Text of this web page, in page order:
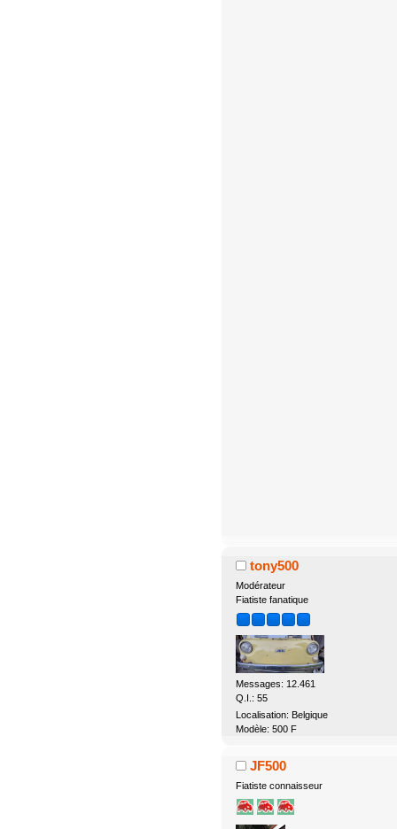
tony500
Modérateur
Fiatiste fanatique
Messages: 12.461
Q.I.: 55
Localisation: Belgique
Modèle: 500 F
JF500
Fiatiste connaisseur